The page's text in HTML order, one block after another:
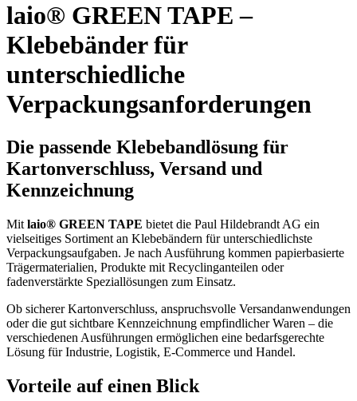
laio® GREEN TAPE –
Klebebänder für
unterschiedliche
Verpackungsanforderungen
Die passende Klebebandlösung für
Kartonverschluss, Versand und
Kennzeichnung
Mit laio® GREEN TAPE bietet die Paul Hildebrandt AG ein
vielseitiges Sortiment an Klebebändern für unterschiedlichste
Verpackungsaufgaben. Je nach Ausführung kommen papierbasierte
Trägermaterialien, Produkte mit Recyclinganteilen oder
fadenverstärkte Speziallösungen zum Einsatz.
Ob sicherer Kartonverschluss, anspruchsvolle Versandanwendungen
oder die gut sichtbare Kennzeichnung empfindlicher Waren – die
verschiedenen Ausführungen ermöglichen eine bedarfsgerechte
Lösung für Industrie, Logistik, E-Commerce und Handel.
Vorteile auf einen Blick